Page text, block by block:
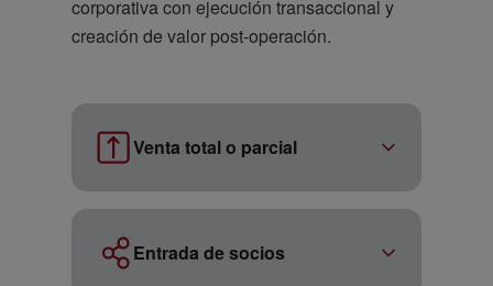
corporativa con ejecución transaccional y
creación de valor post-operación.
Venta total o parcial
garantizando la confidencialidad en cada
Entrada de socios